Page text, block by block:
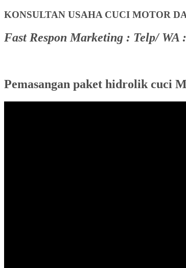
KONSULTAN USAHA CUCI MOTOR
Fast Respon Marketing : Telp/ WA :
Pemasangan paket hidrolik cuci